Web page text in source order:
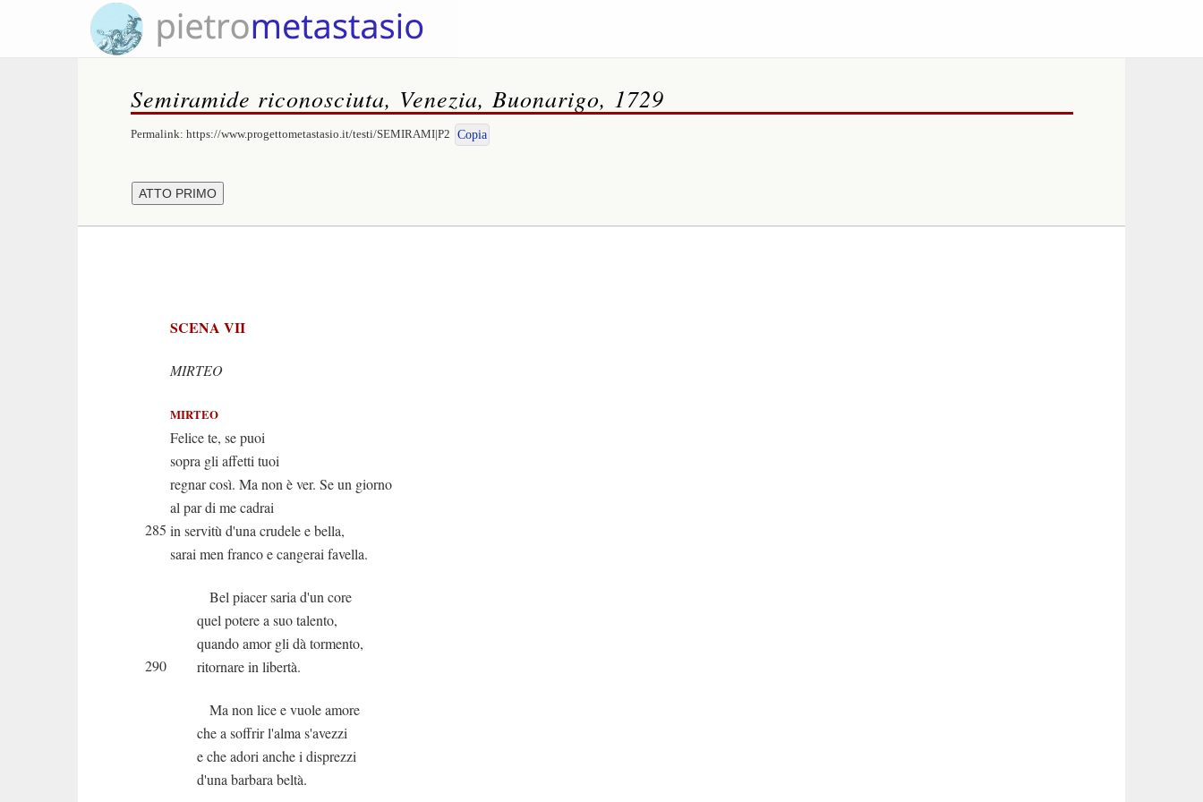
Semiramide riconosciuta, Venezia, Buonarigo, 1729
Permalink: https://www.progettometastasio.it/testi/SEMIRAMI|P2 Copia
SCENA VII
MIRTEO
MIRTEO
Felice te, se puoi
sopra gli affetti tuoi
regnar così. Ma non è ver. Se un giorno
al par di me cadrai
285 in servitù d'una crudele e bella,
sarai men franco e cangerai favella.
Bel piacer saria d'un core
quel potere a suo talento,
quando amor gli dà tormento,
290
ritornare in libertà.
Ma non lice e vuole amore
che a soffrir l'alma s'avezzi
e che adori anche i disprezzi
d'una barbara beltà.